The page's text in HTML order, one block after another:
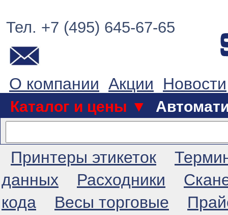
Тел. +7 (495) 645-67-65
О компании Акции Новости
Каталог и цены ▼
Принтеры этикеток
данных
Расходники
кода
Весы торговые